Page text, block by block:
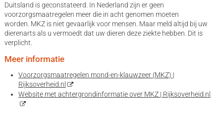
Duitsland is geconstateerd. In Nederland zijn er geen
voorzorgsmaatregelen meer die in acht genomen moeten
worden. MKZ is niet gevaarlijk voor mensen. Maar meld altijd bij uw
dierenarts als u vermoedt dat uw dieren deze ziekte hebben. Dit is
verplicht.
Meer informatie
Voorzorgsmaatregelen mond-en-klauwzeer (MKZ) |
Rijksoverheid.nl
Website met achtergrondinformatie over MKZ | Rijksoverheid.nl